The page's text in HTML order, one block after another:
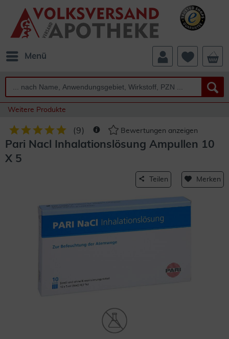
Menü
Weitere Produkte
(9) Bewertungen anzeigen
Pari Nacl Inhalationslösung Ampullen 10
X 5
Teilen Merken